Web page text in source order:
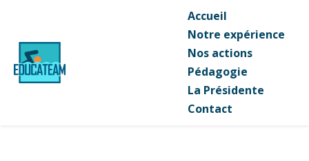
Accueil
Notre expérience
Nos actions
Pédagogie
La Présidente
Contact